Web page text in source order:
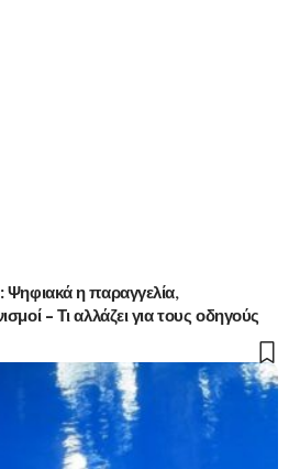
Ψηφιακά η παραγγελία,
– Τι αλλάζει για τους οδηγούς